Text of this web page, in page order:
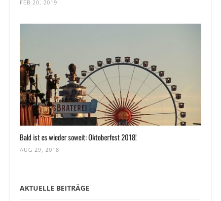
FEB 20, 2019
Bald ist es wieder soweit: Oktoberfest 2018!
AUG 29, 2018
AKTUELLE BEITRÄGE